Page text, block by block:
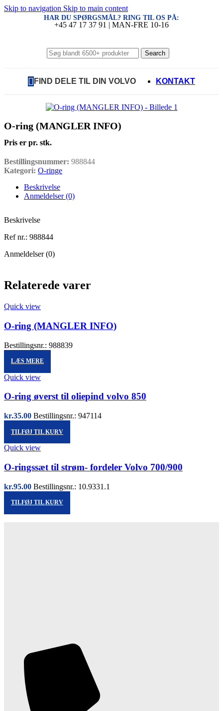
Skip to navigation Skip to main content
HAR DU SPØRGSMÅL? RING TIL OS PÅ:
+45 47 17 37 91 | MAN-FRE 10-16
Search
FIND DELE TIL DIN VOLVO KONTAKT
O-ring (MANGLER INFO)
Pris er pr. stk.
Bestillingsnummer: 988844
Kategori: O-ringe
Beskrivelse
Anmeldelser (0)
Beskrivelse
Ref nr.: 988844
Anmeldelser (0)
Relaterede varer
Quick view
O-ring (MANGLER INFO)
Bestillingsnr.: 988839
LÆS MERE
Quick view
O-ring øverst til oliepind volvo 850
kr.35.00 Bestillingsnr.: 947114
TILFØJ TIL KURV
Quick view
O-ringssæt til strøm- fordeler Volvo 700/900
kr.95.00 Bestillingsnr.: 10.9331.1
TILFØJ TIL KURV